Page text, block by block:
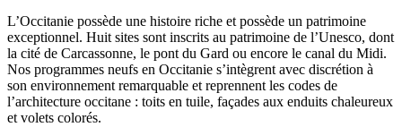
L’Occitanie possède une histoire riche et possède un patrimoine
exceptionnel. Huit sites sont inscrits au patrimoine de l’Unesco, dont
la cité de Carcassonne, le pont du Gard ou encore le canal du Midi.
Nos programmes neufs en Occitanie s’intègrent avec discrétion à
son environnement remarquable et reprennent les codes de
l’architecture occitane : toits en tuile, façades aux enduits chaleureux
et volets colorés.